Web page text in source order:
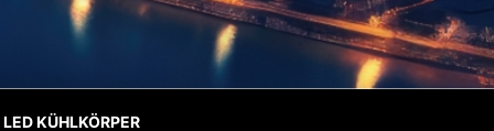
KÜHLKÖRPER